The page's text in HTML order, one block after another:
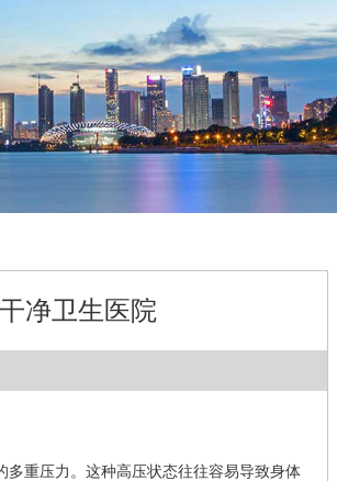
净卫生医院
重压力。这种高压状态往往容易导致身体